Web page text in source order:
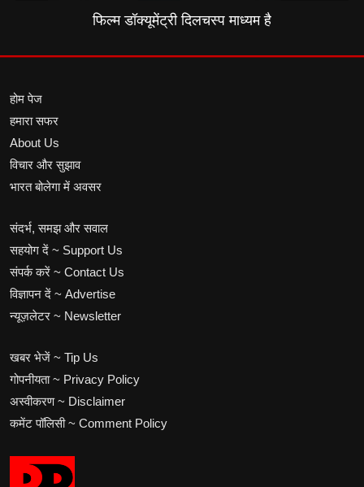
फिल्म डॉक्यूमेंट्री दिलचस्प माध्यम है
होम पेज
हमारा सफर
About Us
विचार और सुझाव
भारत बोलेगा में अवसर
संदर्भ, समझ और सवाल
सहयोग दें ~ Support Us
संपर्क करें ~ Contact Us
विज्ञापन दें ~ Advertise
न्यूज़लेटर ~ Newsletter
खबर भेजें ~ Tip Us
गोपनीयता ~ Privacy Policy
अस्वीकरण ~ Disclaimer
कमेंट पॉलिसी ~ Comment Policy